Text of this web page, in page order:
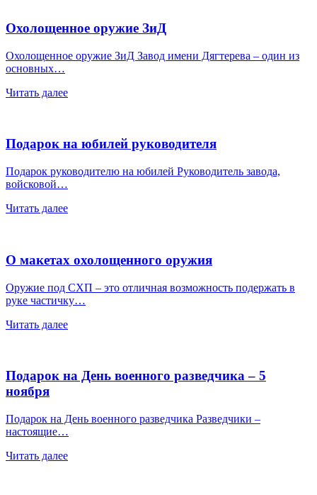
Охолощенное оружие ЗиД
Охолощенное оружие ЗиД Завод имени Дягтерева – один из
основных…
Читать далее
Подарок на юбилей руководителя
Подарок руководителю на юбилей Руководитель завода,
войсковой…
Читать далее
О макетах охолощенного оружия
Оружие под СХП – это отличная возможность подержать в
руке частичку…
Читать далее
Подарок на День военного разведчика – 5
ноября
Подарок на День военного разведчика Разведчики –
настоящие…
Читать далее